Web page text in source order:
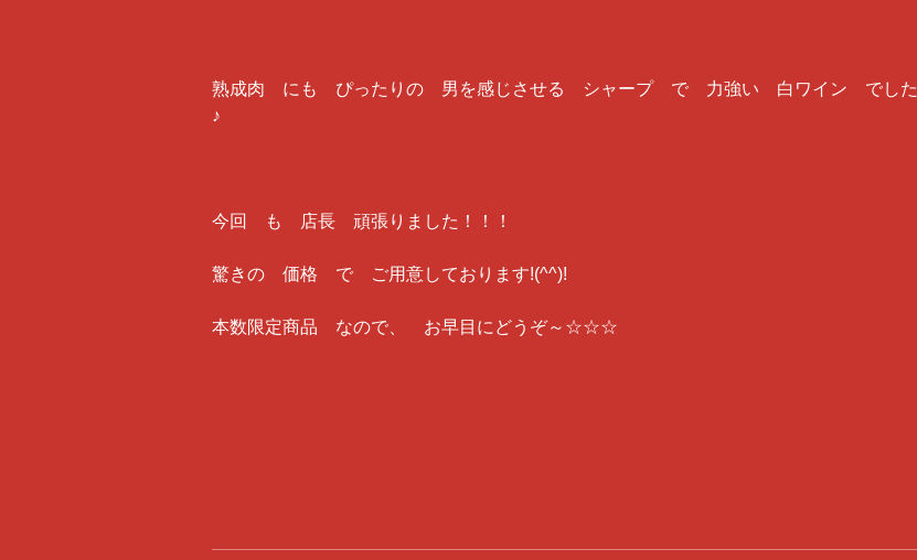
熟成肉 にも ぴったりの 男を感じさせる シャープ で 力強い 白ワイン でした
♪
今回 も 店長 頑張りました！！！
驚きの 価格 で ご用意しております!(^^)!
本数限定商品 なので、 お早目にどうぞ～☆☆☆